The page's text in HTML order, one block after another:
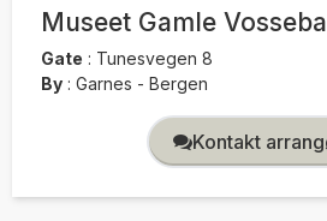
Museet Gamle
Gate : Tunesvegen 8
By : Garnes - Bergen
Kontakt